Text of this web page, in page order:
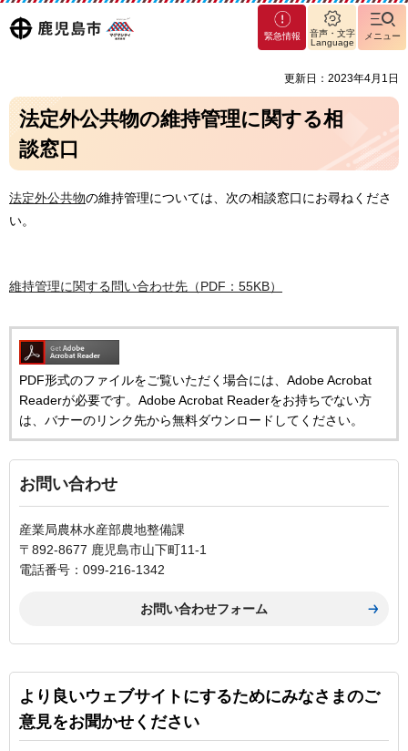
鹿児島
マグ
マシ
緊急情報
音声・文字
Language
メニュー
更新日：2023年4月1日
法定外公共物の維持管理に関する相
談窓口
法定外公共物の維持管理については、次の相談窓口にお尋ねくださ
い。
維持管理に関する問い合わせ先（PDF：55KB）
PDF形式のファイルをご覧いただく場合には、Adobe Acrobat
Readerが必要です。Adobe Acrobat Readerをお持ちでない方
は、バナーのリンク先から無料ダウンロードしてください。
お問い合わせ
産業局農林水産部農地整備課
〒892-8677 鹿児島市山下町11-1
電話番号：099-216-1342
より良いウェブサイトにするためにみなさまのご
意見をお聞かせください